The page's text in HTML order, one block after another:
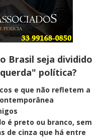
entenda o que é
escuta em saúde
no SUS Digital
Brasil seja dividido
política?
e que não refletem a
é preto ou branco, sem
de cinza que há entre